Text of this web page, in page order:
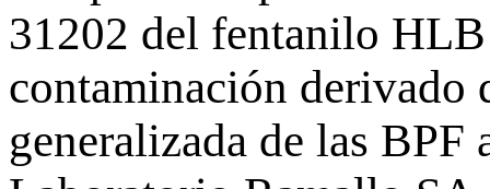
31202 del fentanilo
contaminación derivado
generalizada de las